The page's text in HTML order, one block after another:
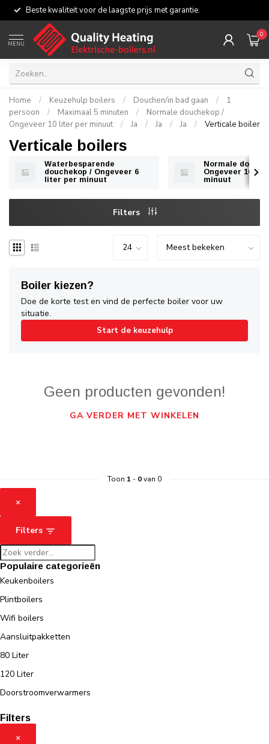
Beste kwaliteit voor de laagste prijs met garantie.
MENU
0
Home / Keuzehulp boilers / Douchen/in bad gaan /
1
persoon
/ Maximaal 5 minuten /
Normale douchekop /
Ongeveer 10 liter per minuut
/ Ja / Ja / Ja / Verticale boiler
Verticale boilers
Waterbesparende
douchekop / Ongeveer 6
liter per minuut
Normale
Ongeveer 10
minuut
Filters
Boiler kiezen?
Doe de korte test en vind de perfecte boiler voor uw
situatie.
Start de keuzehulp
Geen producten gevonden!
GA VERDER MET WINKELEN
Toon 1 - 0van 0
×
Filters
Populaire categorieën
Keukenboilers
Plintboilers
Wifi boilers
Aansluitpakketten
80 Liter
120 Liter
Doorstroomverwarmers
Filters
×